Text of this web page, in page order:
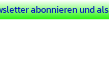
abonnieren und